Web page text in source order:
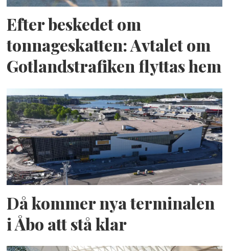
Efter beskedet om
tonnageskatten: Avtalet om
Gotlandstrafiken flyttas hem
Då kommer nya terminalen
i Åbo att stå klar